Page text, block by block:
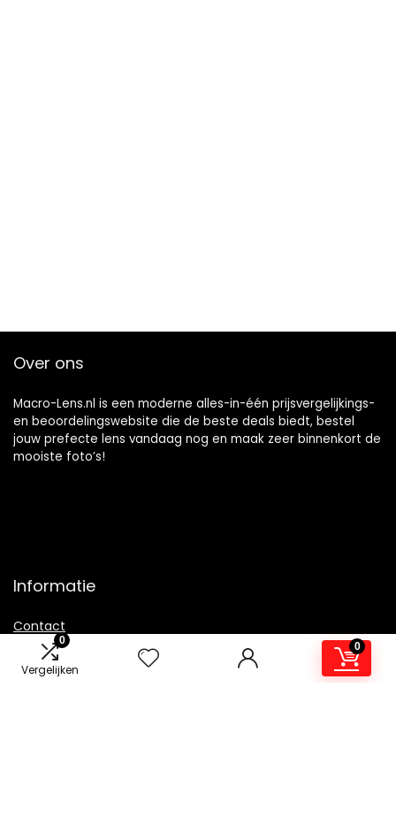
0
Vergelijken
0
Over ons
Macro-Lens.nl is een moderne alles-in-één prijsvergelijkings-
en beoordelingswebsite die de beste deals biedt, bestel
jouw prefecte lens vandaag nog en maak zeer binnenkort de
mooiste foto’s!
Informatie
Contact
Klantenservice
Over ons